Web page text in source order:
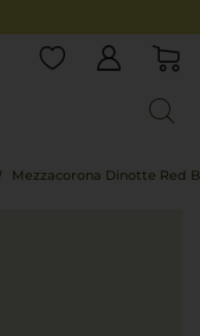
Mezzacorona Dinotte Red